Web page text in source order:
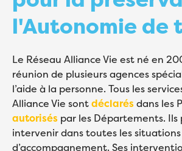
l'Autonomie de
Le Réseau Alliance Vie est né en
réunion de plusieurs agences
l’aide à la personne. Tous les
Alliance Vie sontdéclarésdans les
autorisés par les Départements.
intervenir dans toutes les situations
d’accompagnement. Ses